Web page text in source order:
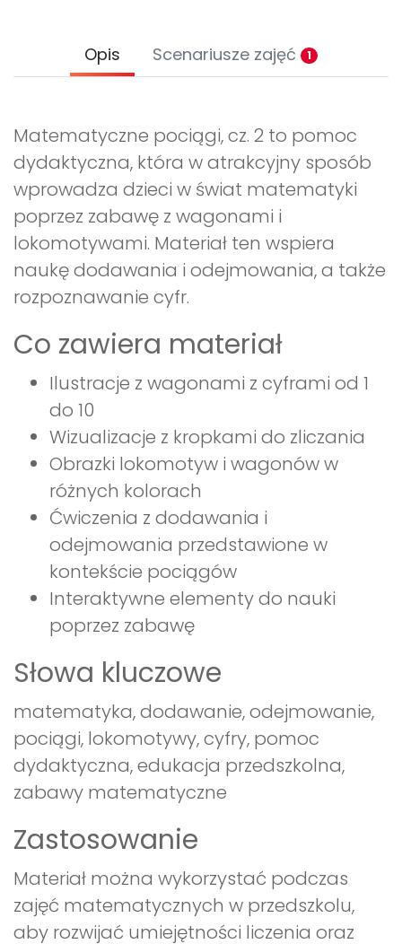
Opis Scenariusze zajęć 1
Matematyczne pociągi, cz. 2 to pomoc
dydaktyczna, która w atrakcyjny sposób
wprowadza dzieci w świat matematyki
poprzez zabawę z wagonami i
lokomotywami. Materiał ten wspiera
naukę dodawania i odejmowania, a także
rozpoznawanie cyfr.
Co zawiera materiał
Ilustracje z wagonami z cyframi od 1
do 10
Wizualizacje z kropkami do zliczania
Obrazki lokomotyw i wagonów w
różnych kolorach
Ćwiczenia z dodawania i
odejmowania przedstawione w
kontekście pociągów
Interaktywne elementy do nauki
poprzez zabawę
Słowa kluczowe
matematyka, dodawanie, odejmowanie,
pociągi, lokomotywy, cyfry, pomoc
dydaktyczna, edukacja przedszkolna,
zabawy matematyczne
Zastosowanie
Materiał można wykorzystać podczas
zajęć matematycznych w przedszkolu,
aby rozwijać umiejętności liczenia oraz